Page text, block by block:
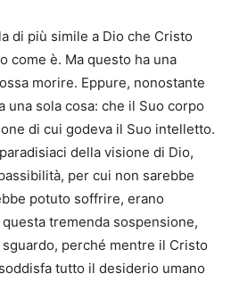
di più simile a Dio che Cristo
come è. Ma questo ha una
morire. Eppure, nonostante
una sola cosa: che il Suo corpo
di cui godeva il Suo intelletto.
della visione di Dio,
per cui non sarebbe
potuto soffrire, erano
tremenda sospensione,
perché mentre il Cristo
tutto il desiderio umano